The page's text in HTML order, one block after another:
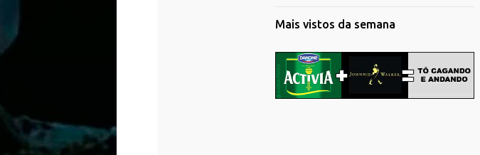
Mais vistos da semana